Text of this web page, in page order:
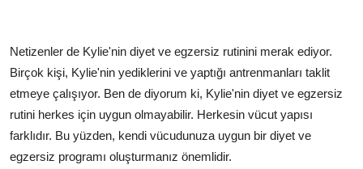
Netizenler de Kylie'nin diyet ve egzersiz rutinini merak ediyor.
Birçok kişi, Kylie'nin yediklerini ve yaptığı antrenmanları taklit
etmeye çalışıyor. Ben de diyorum ki, Kylie'nin diyet ve egzersiz
rutini herkes için uygun olmayabilir. Herkesin vücut yapısı
farklıdır. Bu yüzden, kendi vücudunuza uygun bir diyet ve
egzersiz programı oluşturmanız önemlidir.